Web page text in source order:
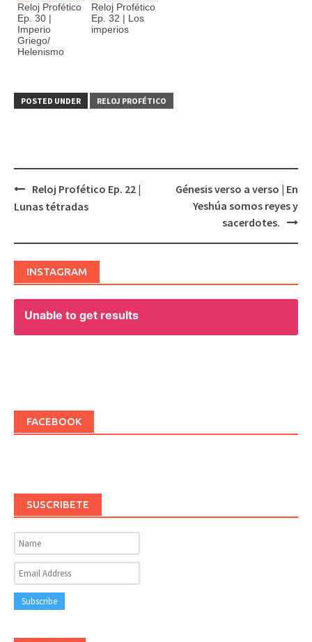
Reloj Profético
Ep. 30 |
Imperio
Griego/
Helenismo
Reloj Profético
Ep. 32 | Los
imperios
POSTED UNDER RELOJ PROFÉTICO
Post
Reloj Profético Ep. 22 |
Lunas tétradas
Génesis verso a verso | En
Yeshúa somos reyes y
sacerdotes.
INSTAGRAM
Unable to get results
FACEBOOK
SUSCRIBETE